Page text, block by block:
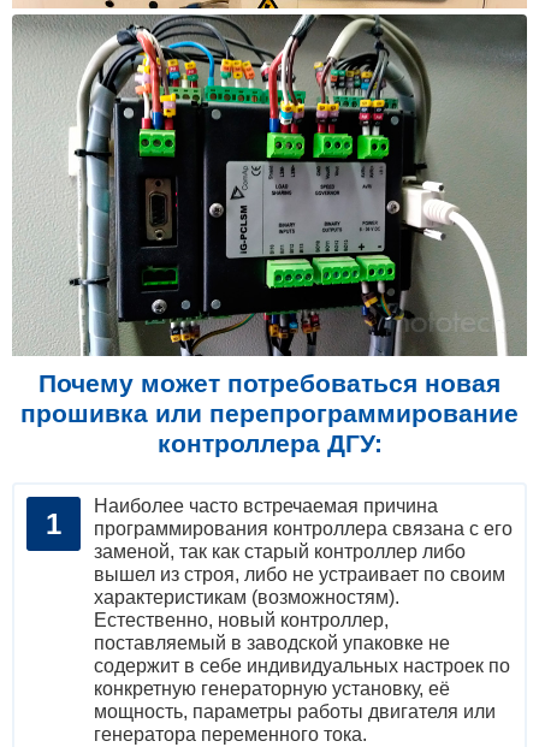
Почему может потребоваться новая
прошивка или перепрограммирование
контроллера ДГУ:
Наиболее часто встречаемая причина
программирования контроллера связана с его
заменой, так как старый контроллер либо
вышел из строя, либо не устраивает по своим
характеристикам (возможностям).
Естественно, новый контроллер,
поставляемый в заводской упаковке не
содержит в себе индивидуальных настроек по
конкретную генераторную установку, её
мощность, параметры работы двигателя или
генератора переменного тока.